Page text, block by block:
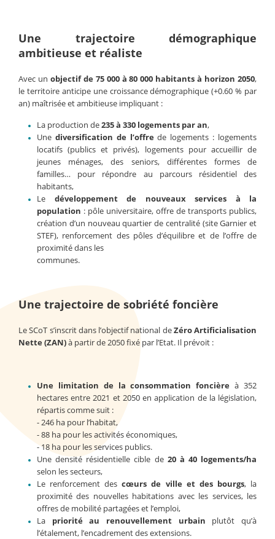
Une trajectoire démographique
ambitieuse et réaliste
Avec un objectif de 75 000 à 80 000 habitants à horizon 2050,
le territoire anticipe une croissance démographique (+0.60 % par
an) maîtrisée et ambitieuse impliquant :
La production de235 à 330 logements par an,
Une diversification de l’offre de logements : logements
locatifs (publics et privés), logements pour accueillir de
jeunes ménages, des seniors, différentes formes de
familles… pour répondre au parcours résidentiel des
habitants,
Le développement de
nouveaux services à la
population : pôle universitaire, offre de transports publics,
création d’un nouveau quartier de centralité (site Garnier et
STEF), renforcement des pôles d’équilibre et de l’offre de
proximité dans les
communes.
Une trajectoire de sobriété foncière
Le SCoT s’inscrit dans l’objectif national deZéro Artificialisation
Nette (ZAN)à partir de 2050 fixé par l’Etat. Il prévoit :
Une limitation de la consommation foncière à 352
hectares entre 2021 et 2050 en application de la législation,
répartis comme suit :
- 246 ha pour l’habitat,
- 88 ha pour les activités économiques,
- 18 ha pour les services publics.
Une densité résidentielle cible de 20 à 40 logements/ha
selon les secteurs,
Le renforcement descœurs de ville et des bourgs, la
proximité des nouvelles habitations avec les services, les
offres de mobilité partagées et l’emploi,
La priorité au renouvellement urbain plutôt qu’à
l’étalement, l’encadrement des extensions.